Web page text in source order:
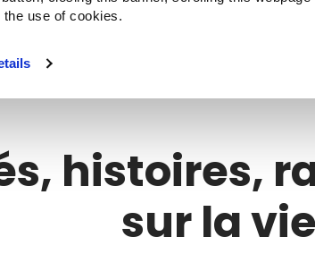
the use of cookies.
content specific to your location.
histoires,
sur la